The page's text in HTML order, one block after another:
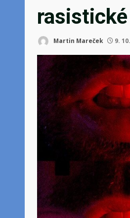
Martin Mareček 9.